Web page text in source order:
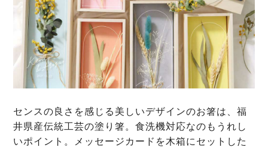
センスの良さを感じる美しいデザインのお箸は、福
井県産伝統工芸の塗り箸。食洗機対応なのもうれし
いポイント。メッセージカードを木箱にセットした